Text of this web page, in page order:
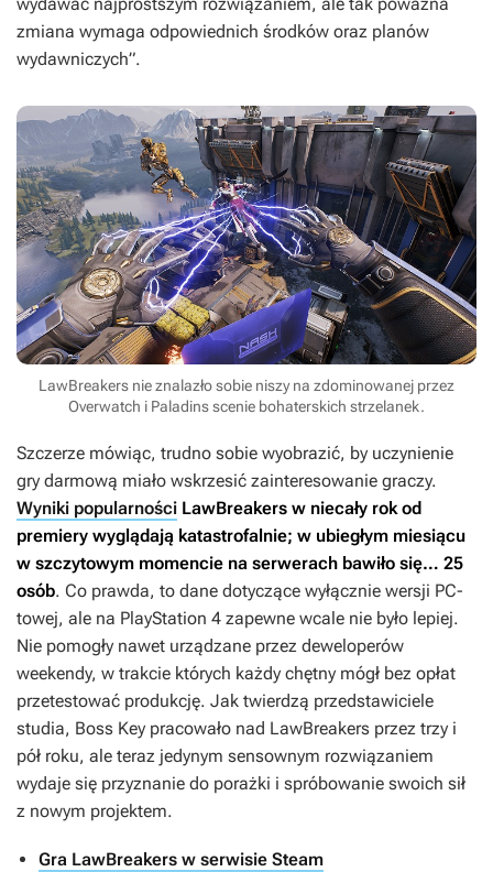
zmiana wymaga odpowiednich środków oraz planów
wydawniczych”.
LawBreakers nie znalazło sobie niszy na zdominowanej przez
Overwatch i Paladins scenie bohaterskich strzelanek.
Szczerze mówiąc, trudno sobie wyobrazić, by uczynienie
gry darmową miało wskrzesić zainteresowanie graczy.
Wyniki popularności LawBreakers w niecały rok od
premiery wyglądają katastrofalnie; w ubiegłym miesiącu
w szczytowym momencie na serwerach bawiło się… 25
osób. Co prawda, to dane dotyczące wyłącznie wersji PC-
towej, ale na PlayStation 4 zapewne wcale nie było lepiej.
Nie pomogły nawet urządzane przez deweloperów
weekendy, w trakcie których każdy chętny mógł bez opłat
przetestować produkcję. Jak twierdzą przedstawiciele
studia, Boss Key pracowało nad LawBreakers przez trzy i
pół roku, ale teraz jedynym sensownym rozwiązaniem
wydaje się przyznanie do porażki i spróbowanie swoich sił
z nowym projektem.
Gra LawBreakers w serwisie Steam